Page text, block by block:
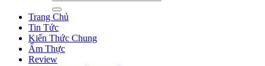
Trang Chủ
Tin Tức
Kiến Thức Chung
Ẩm Thực
Review